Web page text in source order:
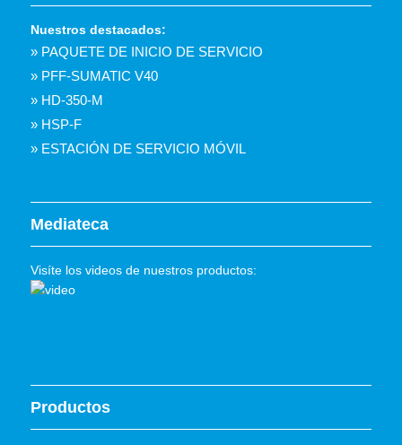
Nuestros destacados:
» PAQUETE DE INICIO DE SERVICIO
» PFF-SUMATIC V40
» HD-350-M
» HSP-F
» ESTACIÓN DE SERVICIO MÓVIL
Mediateca
Visíte los videos de nuestros productos:
Productos